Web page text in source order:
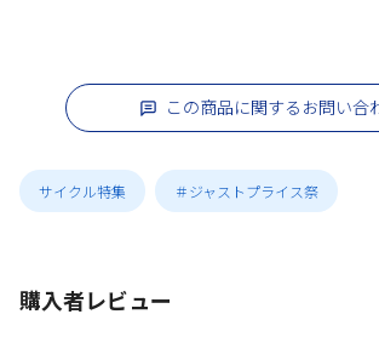
この商品に関するお問い合
サイクル特集 ＃ジャストプライス祭
購入者レビュー